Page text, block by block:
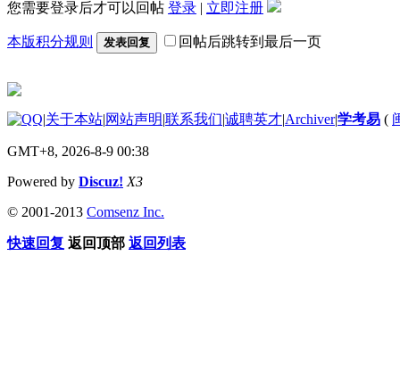
您需要登录后才可以回帖 登录 | 立即注册
本版积分规则 发表回复 回帖后跳转到最后一页
|关于本站|网站声明|联系我们|诚聘英才|Archiver|学考易 (
GMT+8, 2026-8-9 00:38
Powered by Discuz! X3
© 2001-2013 Comsenz Inc.
快速回复 返回顶部 返回列表